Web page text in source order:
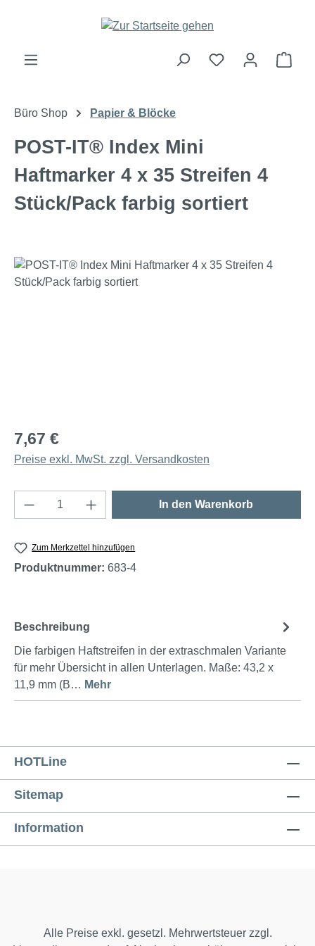
Zum Hauptinhalt springen
Büro Shop Papier & Blöcke
POST-IT® Index Mini
Haftmarker 4 x 35 Streifen 4
Stück/Pack farbig sortiert
Bildergalerie überspringen
7,67 €
Preise exkl. MwSt. zzgl. Versandkosten
Produkt Anzahl: Gib den gewünschten
In den Warenkorb
Zum Merkzettel hinzufügen
Produktnummer: 683-4
Beschreibung
Die farbigen Haftstreifen in der extraschmalen Variante
für mehr Übersicht in allen Unterlagen. Maße: 43,2 x
11,9 mm (B… Mehr
HOTLine
Sitemap
Information
Alle Preise exkl. gesetzl. Mehrwertsteuer zzgl.